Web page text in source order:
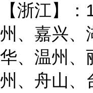
【浙江】
州、嘉兴、
华、温州、
州、舟山